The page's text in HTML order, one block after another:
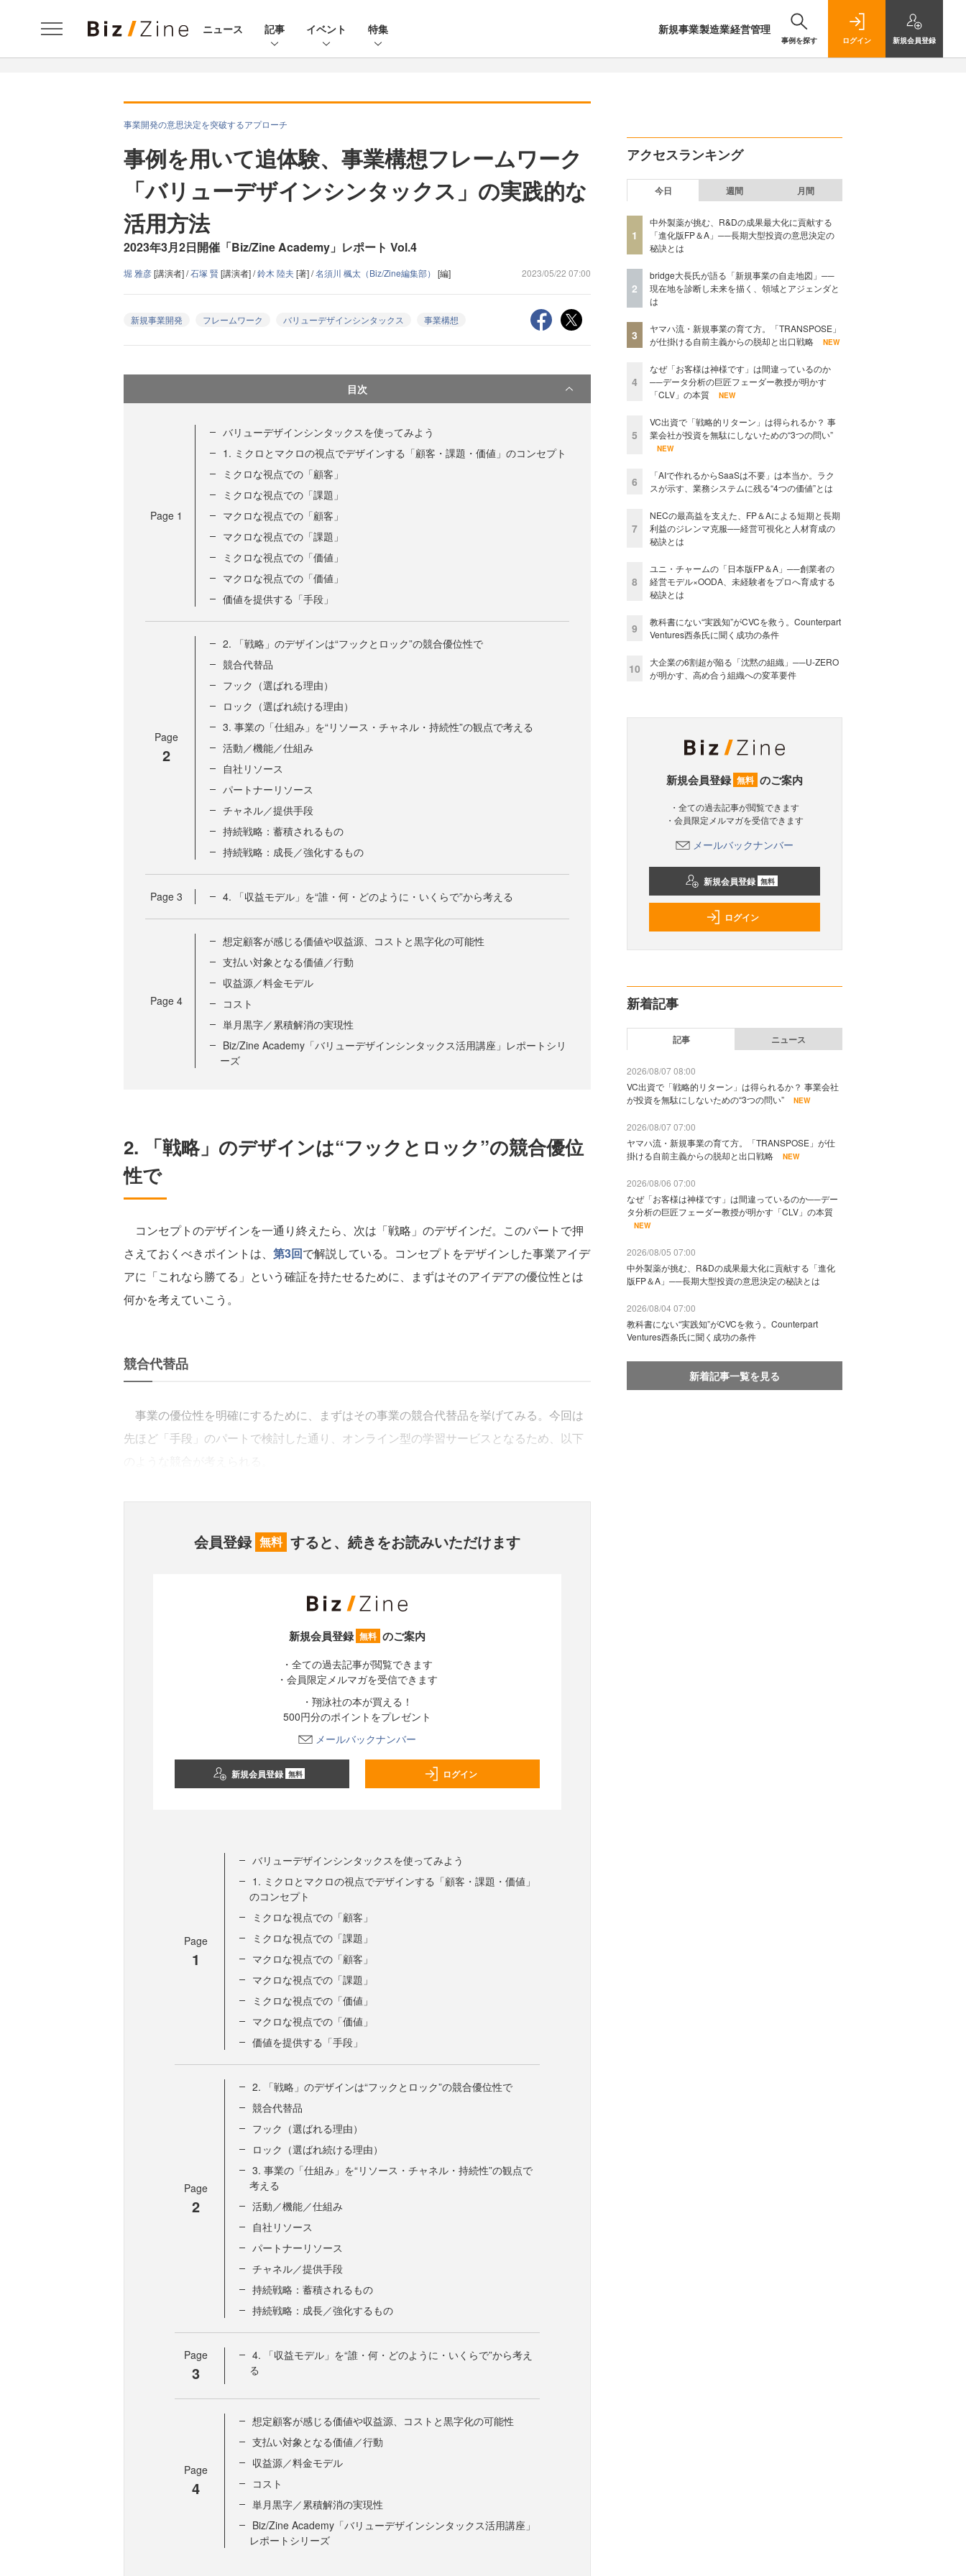
ニュース 記事 イベント 特集 新規事業製造業経営管理
事例を探す ログイン 新規会員登録
事業開発の意思決定を突破するアプローチ
事例を用いて追体験、事業構想フレームワーク
「バリューデザインシンタックス」の実践的な
活用方法
2023年3月2日開催「Biz/Zine Academy」レポート Vol.4
堀 雅彦[講演者] /石塚 賢[講演者] /鈴木 陸夫 [著] /名須川 楓太（Biz/Zine編集部） [編] 2023/05/22 07:00
新規事業開発 フレームワーク バリューデザインシンタックス 事業構想
目次
Page 1
バリューデザインシンタックスを使ってみよう
1. ミクロとマクロの視点でデザインする「顧客・課題・価値」のコンセプト
ミクロな視点での「顧客」
ミクロな視点での「課題」
マクロな視点での「顧客」
マクロな視点での「課題」
ミクロな視点での「価値」
マクロな視点での「価値」
価値を提供する「手段」
Page
2
2. 「戦略」のデザインは“フックとロック”の競合優位性で
競合代替品
フック（選ばれる理由）
ロック（選ばれ続ける理由）
3. 事業の「仕組み」を“リソース・チャネル・持続性”の観点で考える
活動／機能／仕組み
自社リソース
パートナーリソース
チャネル／提供手段
持続戦略：蓄積されるもの
持続戦略：成長／強化するもの
Page 3 4. 「収益モデル」を“誰・何・どのように・いくらで”から考える
Page 4
想定顧客が感じる価値や収益源、コストと黒字化の可能性
支払い対象となる価値／行動
収益源／料金モデル
コスト
単月黒字／累積解消の実現性
Biz/Zine Academy「バリューデザインシンタックス活用講座」レポートシリ
ーズ
2. 「戦略」のデザインは“フックとロック”の競合優位
性で
コンセプトのデザインを一通り終えたら、次は「戦略」のデザインだ。このパートで押
さえておくべきポイントは、 第3回で解説している。コンセプトをデザインした事業アイデ
アに「これなら勝てる」という確証を持たせるために、まずはそのアイデアの優位性とは
何かを考えていこう。
競合代替品
事業の優位性を明確にするために、まずはその事業の競合代替品を挙げてみる。今回は
先ほど「手段」のパートで検討した通り、オンライン型の学習サービスとなるため、以下
会員登録 無料 すると、続きをお読みいただけます
新規会員登録 無料 のご案内
・全ての過去記事が閲覧できます
・会員限定メルマガを受信できます
・翔泳社の本が買える！
500円分のポイントをプレゼント
メールバックナンバー
新規会員登録 無料 ログイン
Page
1
バリューデザインシンタックスを使ってみよう
1. ミクロとマクロの視点でデザインする「顧客・課題・価値」
のコンセプト
ミクロな視点での「顧客」
ミクロな視点での「課題」
マクロな視点での「顧客」
マクロな視点での「課題」
ミクロな視点での「価値」
マクロな視点での「価値」
価値を提供する「手段」
Page
2
2. 「戦略」のデザインは“フックとロック”の競合優位性で
競合代替品
フック（選ばれる理由）
ロック（選ばれ続ける理由）
3. 事業の「仕組み」を“リソース・チャネル・持続性”の観点で
考える
活動／機能／仕組み
自社リソース
パートナーリソース
チャネル／提供手段
持続戦略：蓄積されるもの
持続戦略：成長／強化するもの
Page
3
4. 「収益モデル」を“誰・何・どのように・いくらで”から考え
る
Page
4
想定顧客が感じる価値や収益源、コストと黒字化の可能性
支払い対象となる価値／行動
収益源／料金モデル
コスト
単月黒字／累積解消の実現性
Biz/Zine Academy「バリューデザインシンタックス活用講座」
レポートシリーズ
アクセスランキング
今日 週間 月間
1
中外製薬が挑む、R&Dの成果最大化に貢献する
「進化版FP＆A」──長期大型投資の意思決定の
秘訣とは
2
bridge大長氏が語る「新規事業の自走地図」──
現在地を診断し未来を描く、領域とアジェンダと
は
3
ヤマハ流・新規事業の育て方。「TRANSPOSE」
が仕掛ける自前主義からの脱却と出口戦略
NEW
4
なぜ「お客様は神様です」は間違っているのか
──データ分析の巨匠フェーダー教授が明かす
「CLV」の本質
NEW
5
VC出資で「戦略的リターン」は得られるか？ 事
業会社が投資を無駄にしないための“3つの問い”
NEW
6
「AIで作れるからSaaSは不要」は本当か。ラク
スが示す、業務システムに残る“4つの価値”とは
7
NECの最高益を支えた、FP＆Aによる短期と長期
利益のジレンマ克服──経営可視化と人材育成の
秘訣とは
8
ユニ・チャームの「日本版FP＆A」──創業者の
経営モデル×OODA、未経験者をプロへ育成する
秘訣とは
9
教科書にない“実践知”がCVCを救う。Counterpart
Ventures西条氏に聞く成功の条件
10
大企業の6割超が陥る「沈黙の組織」──U-ZERO
が明かす、高め合う組織への変革要件
新規会員登録 無料 のご案内
・全ての過去記事が閲覧できます
・会員限定メルマガを受信できます
メールバックナンバー
新規会員登録 無料
ログイン
新着記事
記事 ニュース
2026/08/07 08:00
VC出資で「戦略的リターン」は得られるか？ 事業会社
が投資を無駄にしないための“3つの問い”
NEW
2026/08/07 07:00
ヤマハ流・新規事業の育て方。「TRANSPOSE」が仕
掛ける自前主義からの脱却と出口戦略
NEW
2026/08/06 07:00
なぜ「お客様は神様です」は間違っているのか──デー
タ分析の巨匠フェーダー教授が明かす「CLV」の本質
NEW
2026/08/05 07:00
中外製薬が挑む、R&Dの成果最大化に貢献する「進化
版FP＆A」──長期大型投資の意思決定の秘訣とは
2026/08/04 07:00
教科書にない“実践知”がCVCを救う。Counterpart
Ventures西条氏に聞く成功の条件
新着記事一覧を見る